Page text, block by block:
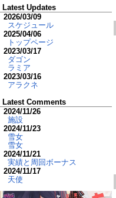
Latest Updates
2026/03/09
スケジュール
2025/04/06
トップページ
2023/03/17
ダゴン
ラミア
2023/03/16
アラクネ
Latest Comments
2024/11/26
施設
2024/11/23
雪女
雪女
2024/11/21
実績と周回ボーナス
2024/11/17
天使